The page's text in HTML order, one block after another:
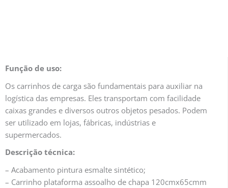
Função de uso:
Os carrinhos de carga são fundamentais para auxiliar na
logística das empresas. Eles transportam com facilidade
caixas grandes e diversos outros objetos pesados. Podem
ser utilizado em lojas, fábricas, indústrias e
supermercados.
Descrição técnica:
– Acabamento pintura esmalte sintético;
– Carrinho plataforma assoalho de chapa 120cmx65cmm